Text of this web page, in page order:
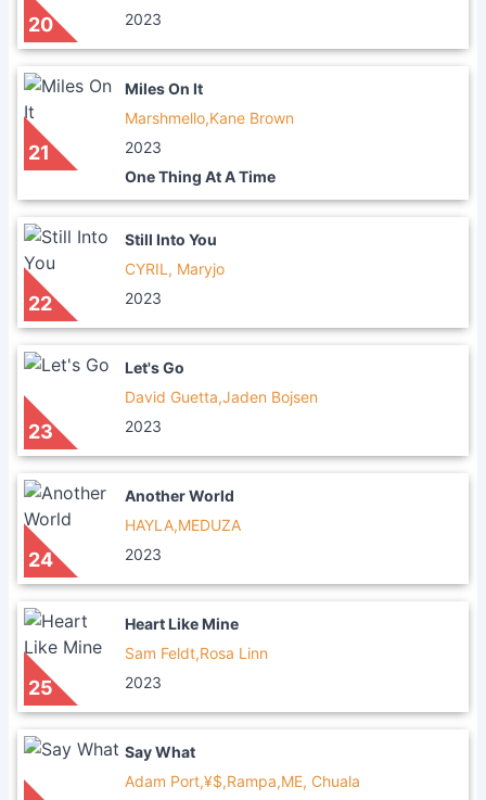
20
2023
21
Miles On It
Marshmello,Kane Brown
2023
One Thing At A Time
22
Still Into You
CYRIL, Maryjo
2023
23
Let's Go
David Guetta,Jaden Bojsen
2023
24
Another World
HAYLA,MEDUZA
2023
25
Heart Like Mine
Sam Feldt,Rosa Linn
2023
Say What
Adam Port,¥$,Rampa,ME, Chuala